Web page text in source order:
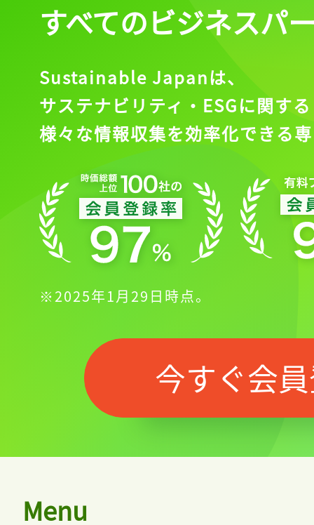
すべてのビジネスパ
Sustainable Japanは、
サステナビリティ・ESGに関する
様々な情報収集を効率化できる
※2025年1月29日時点。
今すぐ会
Menu